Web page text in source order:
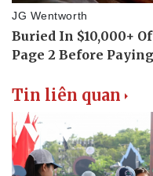
Tin liên quan